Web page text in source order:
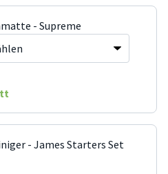
- Supreme
- James Starters Set